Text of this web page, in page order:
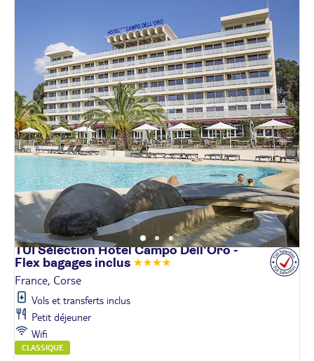
TUI Sélection Hôtel Campo Dell'Oro -
Flex bagages inclus
France, Corse
Vols et transferts inclus
Petit déjeuner
Wifi
CLASSIQUE